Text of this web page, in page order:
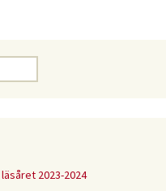
2023-2024